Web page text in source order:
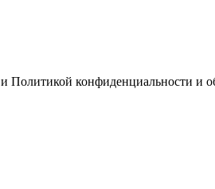
Политикой конфиденциальности и